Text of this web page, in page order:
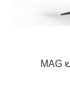
מסך מחשב גיימינג 27 אינטש MAG